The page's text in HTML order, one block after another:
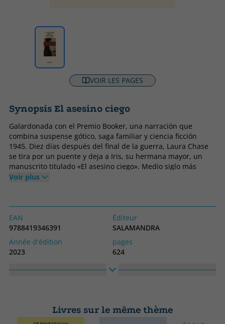
VOIR LES PAGES
Synopsis El asesino ciego
Galardonada con el Premio Booker, una narración que
combina suspense gótico, saga familiar y ciencia ficción
1945. Diez días después del final de la guerra, Laura Chase
se tira por un puente y deja a Iris, su hermana mayor, un
manuscrito titulado «El asesino ciego». Medio siglo más
tarde, Iris reflexiona sobre su vida nada ejemplar, en
de «El asesino ciego», una novela que le valió a Laura no sólo
reconocimiento, sino también culto devoto, y que describe
una arriesgada pasión amorosa en los años treinta entre una
joven adinerada y un hombre que se ha dado a la fuga. A
medida que el amor, el sacrificio y la traición complican la
historia inventada y la real, los acontecimientos se precipitan
hacia la catástrofe.La crítica ha dicho... «Brillante, opulenta,
New York Times«La primera gran novela del nuevo milenio.»
Newsday «Una novela atrevida, rebosante de imaginación y
Voir plus
EAN
9788419346391
Éditeur
SALAMANDRA
Année d'édition
2023
pages
624
langage
Livres sur le même thème